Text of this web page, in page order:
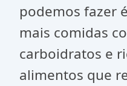
podemos fazer
mais comidas
carboidratos e
alimentos que